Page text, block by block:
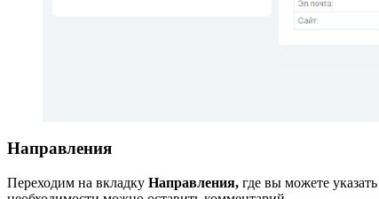
Направления
Переходим на вкладку Направления, где вы можете